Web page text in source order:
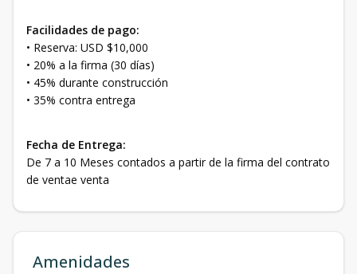
Facilidades de pago:
• Reserva: USD $10,000
• 20% a la firma (30 días)
• 45% durante construcción
• 35% contra entrega
Fecha de Entrega:
De 7 a 10 Meses contados a partir de la firma del contrato
de ventae venta
Amenidades